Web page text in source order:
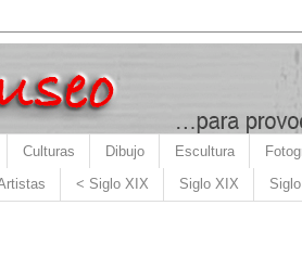
Culturas Dibujo Escultura
< Siglo XIX Siglo XIX